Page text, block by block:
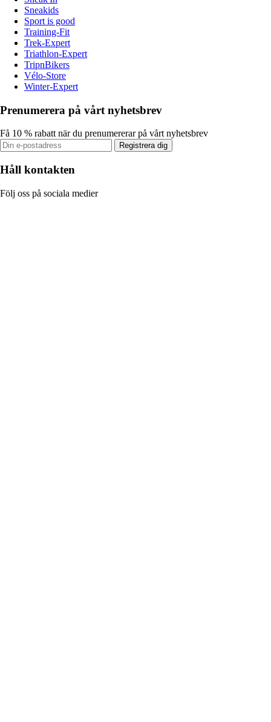
Sneakids
Sport is good
Training-Fit
Trek-Expert
Triathlon-Expert
TripnBikers
Vélo-Store
Winter-Expert
Prenumerera på vårt nyhetsbrev
Få 10 % rabatt när du prenumererar på vårt nyhetsbrev
Registrera dig
Håll kontakten
Följ oss på sociala medier